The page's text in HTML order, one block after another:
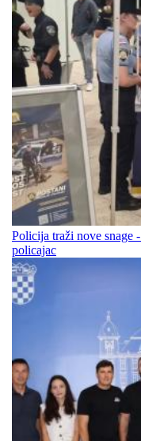
Policija traži nove snage
policajac